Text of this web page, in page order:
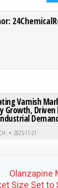
in
Varnish
Growth, Driven
2025-11-21
Olanzapine
Size Set to